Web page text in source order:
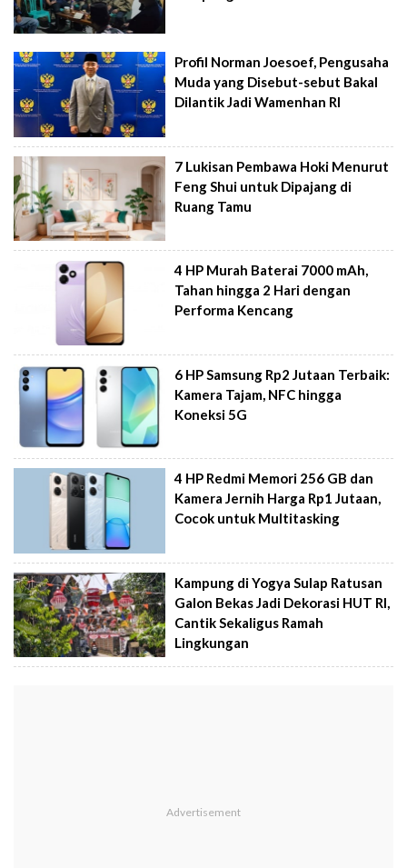
Profil Norman Joesoef, Pengusaha
Muda yang Disebut-sebut Bakal
Dilantik Jadi Wamenhan RI
7 Lukisan Pembawa Hoki Menurut
Feng Shui untuk Dipajang di
Ruang Tamu
4 HP Murah Baterai 7000 mAh,
Tahan hingga 2 Hari dengan
Performa Kencang
6 HP Samsung Rp2 Jutaan Terbaik:
Kamera Tajam, NFC hingga
Koneksi 5G
4 HP Redmi Memori 256 GB dan
Kamera Jernih Harga Rp1 Jutaan,
Cocok untuk Multitasking
Kampung di Yogya Sulap Ratusan
Galon Bekas Jadi Dekorasi HUT RI,
Cantik Sekaligus Ramah
Lingkungan